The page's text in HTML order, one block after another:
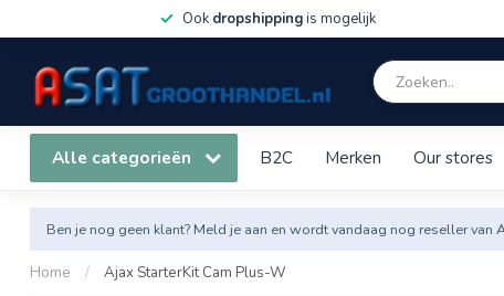
Ook dropshippingis mogelijk
Alle categorieën B2C Merken Our stores
Ben je nog geen klant? Meld je aan en wordt vandaag nog reseller van
Home / Ajax StarterKit Cam Plus-W